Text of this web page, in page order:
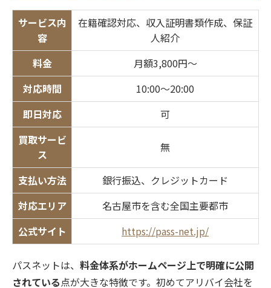
サービス内
容
在籍確認対応、収入証明書類作成、保証
人紹介
料金
月額3,800円〜
対応時間
10:00〜20:00
即日対応
可
買取サービ
ス
無
支払い方法
銀行振込、クレジットカード
対応エリア
名古屋市を含む全国主要都市
公式サイト
https://pass-net.jp/
パスネットは、 料金体系がホームページ上で明確に公開
されている点が大きな特徴です。初めてアリバイ会社を